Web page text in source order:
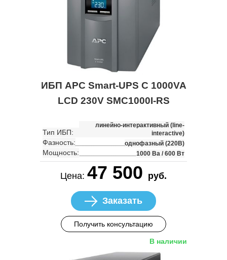
ИБП APC Smart-UPS C 1000VA
LCD 230V SMC1000I-RS
Тип ИБП:
линейно-интерактивный (line-
interactive)
Фазность: однофазный (220В)
Мощность: 1000 Ва / 600 Вт
Цена: 47 500 руб.
Заказать
Получить консультацию
В наличии